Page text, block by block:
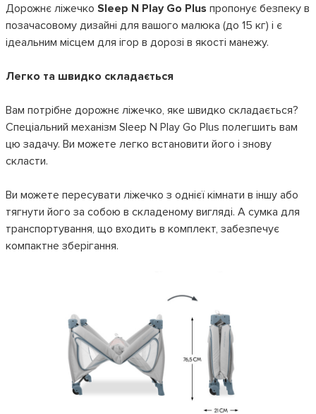
Дорожнє ліжечко Sleep N Play Go Plus пропонує безпеку в
позачасовому дизайні для вашого малюка (до 15 кг) і є
ідеальним місцем для ігор в дорозі в якості манежу.
Легко та швидко складається
Вам потрібне дорожнє ліжечко, яке швидко складається?
Спеціальний механізм Sleep N Play Go Plus полегшить вам
цю задачу. Ви можете легко встановити його і знову
скласти.
Ви можете пересувати ліжечко з однієї кімнати в іншу або
тягнути його за собою в складеному вигляді. А сумка для
транспортування, що входить в комплект, забезпечує
компактне зберігання.